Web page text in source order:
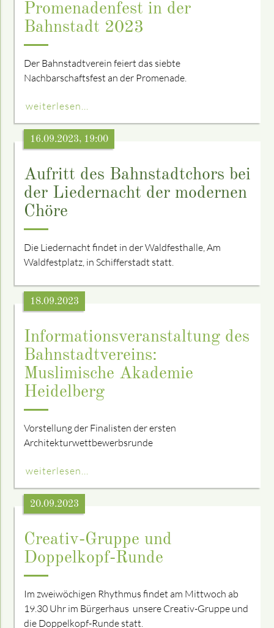
Promenadenfest in der
Bahnstadt 2023
Der Bahnstadtverein feiert das siebte
Nachbarschaftsfest an der Promenade.
weiterlesen...
Aufritt des Bahnstadtchors bei
der Liedernacht der modernen
Chöre
16.09.2023, 19:00
Die Liedernacht findet in der Waldfesthalle, Am
Waldfestplatz, in Schifferstadt statt.
Informationsveranstaltung des
Bahnstadtvereins:
Muslimische Akademie
Heidelberg
18.09.2023
Vorstellung der Finalisten der ersten
Architekturwettbewerbsrunde
weiterlesen...
Creativ-Gruppe und
Doppelkopf-Runde
20.09.2023
Im zweiwöchigen Rhythmus findet am Mittwoch ab
19.30 Uhr im Bürgerhaus unsere Creativ-Gruppe und
die Doppelkopf-Runde statt.